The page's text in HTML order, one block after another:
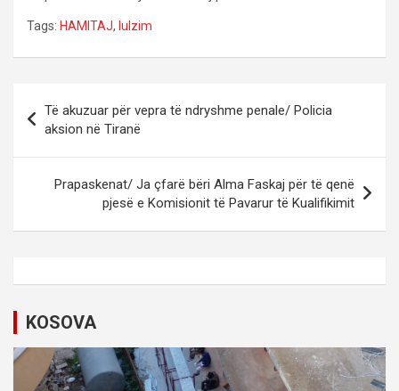
Tags: HAMITAJ, lulzim
s
a
a
Të akuzuar për vepra të ndryshme penale/ Policia
aksion në Tiranë
Prapaskenat/ Ja çfarë bëri Alma Faskaj për të qenë
pjesë e Komisionit të Pavarur të Kualifikimit
KOSOVA